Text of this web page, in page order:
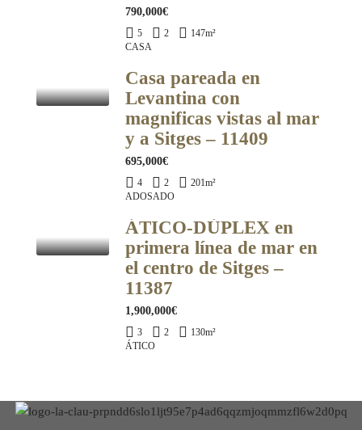
790,000€
5 2 147m²
CASA
Casa pareada en
Levantina con
magnificas vistas al mar
y a Sitges – 11409
695,000€
4 2 201m²
ADOSADO
ÁTICO-DÚPLEX en
primera línea de mar en
el centro de Sitges –
11387
1,900,000€
3 2 130m²
ÁTICO